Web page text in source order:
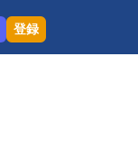
登録